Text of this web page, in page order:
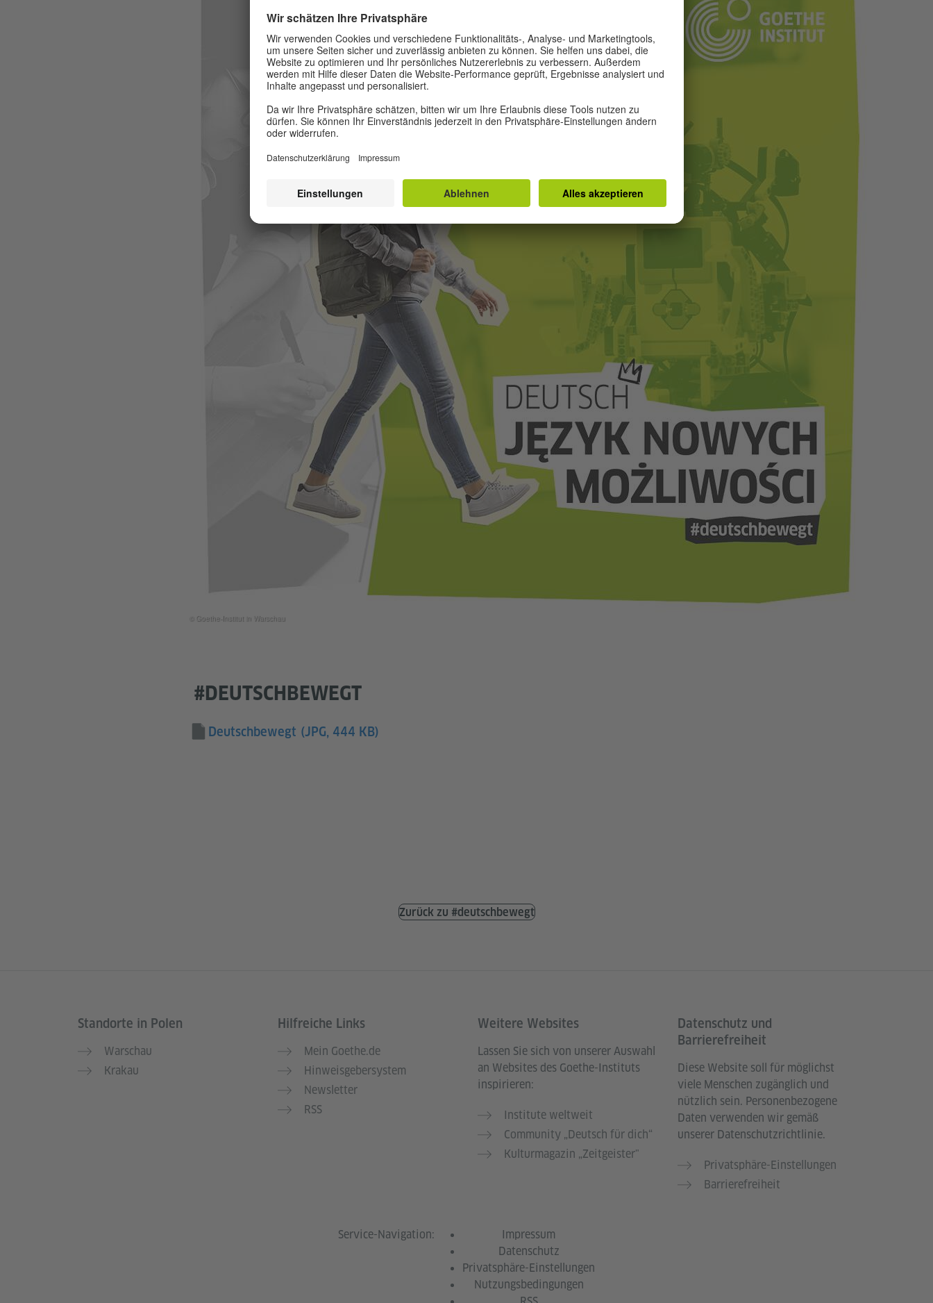
© Goethe-Institut in Warschau
#DEUTSCHBEWEGT
Deutschbewegt (JPG, 444 KB)
Zurück zu #deutschbewegt
Service- und Informationsbereich
Standorte in Polen
Warschau
Krakau
Hilfreiche Links
Mein Goethe.de
Hinweisgebersystem
Newsletter
RSS
Weitere Websites
Lassen Sie sich von unserer Auswahl
an Websites des Goethe-Instituts
inspirieren:
Institute weltweit
Community „Deutsch für dich“
Kulturmagazin „Zeitgeister"
Datenschutz und
Barrierefreiheit
Diese Website soll für möglichst
viele Menschen zugänglich und
nützlich sein. Personenbezogene
Daten verwenden wir gemäß
unserer Datenschutzrichtlinie.
Privatsphäre-Einstellungen
Barrierefreiheit
Service-Navigation:
Impressum
Datenschutz
Privatsphäre-Einstellungen
Nutzungsbedingungen